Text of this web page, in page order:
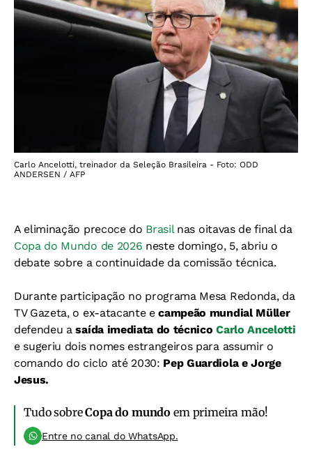
Carlo Ancelotti, treinador da Seleção Brasileira - Foto: ODD
ANDERSEN / AFP
A eliminação precoce do Brasil nas oitavas de final da
Copa do Mundo de 2026 neste domingo, 5, abriu o
debate sobre a continuidade da comissão técnica.
Durante participação no programa Mesa Redonda, da
TV Gazeta, o ex-atacante ecampeão mundial Müller
defendeu asaída imediata do técnicoCarlo Ancelotti
e sugeriu dois nomes estrangeiros para assumir o
comando do ciclo até 2030: Pep Guardiola e Jorge
Jesus.
Tudo sobreCopa do mundo em primeira mão!
Entre no canal do WhatsApp.